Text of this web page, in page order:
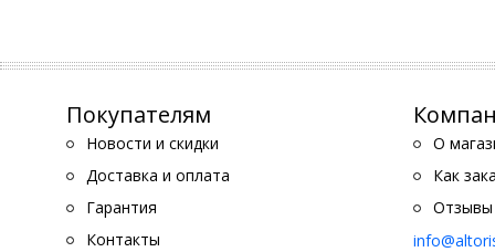
Покупателям
Новости и скидки
Доставка и оплата
Гарантия
Контакты
О
Как
Отзывы